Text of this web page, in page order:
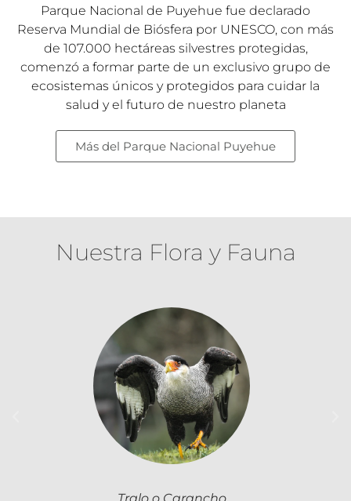
Parque Nacional de Puyehue fue declarado
Reserva Mundial de Biósfera por UNESCO, con más
de 107.000 hectáreas silvestres protegidas,
comenzó a formar parte de un exclusivo grupo de
ecosistemas únicos y protegidos para cuidar la
salud y el futuro de nuestro planeta
Más del Parque Nacional Puyehue
Nuestra Flora y Fauna